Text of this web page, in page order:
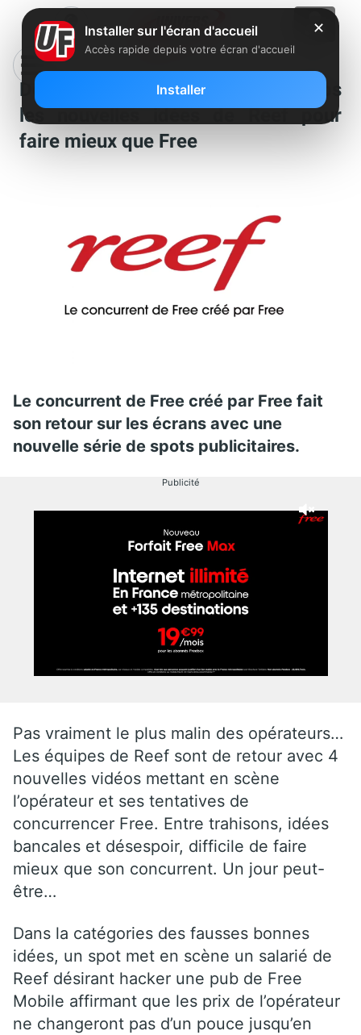
Découvrez dans une série de vidéos
les nouvelles idées de Reef pour
faire mieux que Free
Le concurrent de Free créé par Free fait
son retour sur les écrans avec une
nouvelle série de spots publicitaires.
Publicité
Pas vraiment le plus malin des opérateurs…
Les équipes de Reef sont de retour avec 4
nouvelles vidéos mettant en scène
l’opérateur et ses tentatives de
concurrencer Free. Entre trahisons, idées
bancales et désespoir, difficile de faire
mieux que son concurrent. Un jour peut-
être…
Dans la catégories des fausses bonnes
idées, un spot met en scène un salarié de
Reef désirant hacker une pub de Free
Mobile affirmant que les prix de l’opérateur
ne changeront pas d’un pouce jusqu’en
✕
Installer sur l'écran d'accueil
Accès rapide depuis votre écran d'accueil
Installer